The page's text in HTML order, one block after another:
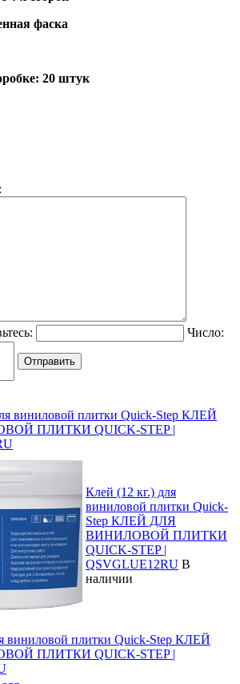
фаска
20 штук
Число:
виниловой плитки Quick-Step КЛЕЙ
ПЛИТКИ QUICK-STEP |
Клей (12 кг.) для
виниловой плитки Quick-
Step КЛЕЙ ДЛЯ
ВИНИЛОВОЙ ПЛИТКИ
QUICK-STEP |
QSVGLUE12RU В
наличии
виниловой плитки Quick-Step КЛЕЙ
ПЛИТКИ QUICK-STEP |